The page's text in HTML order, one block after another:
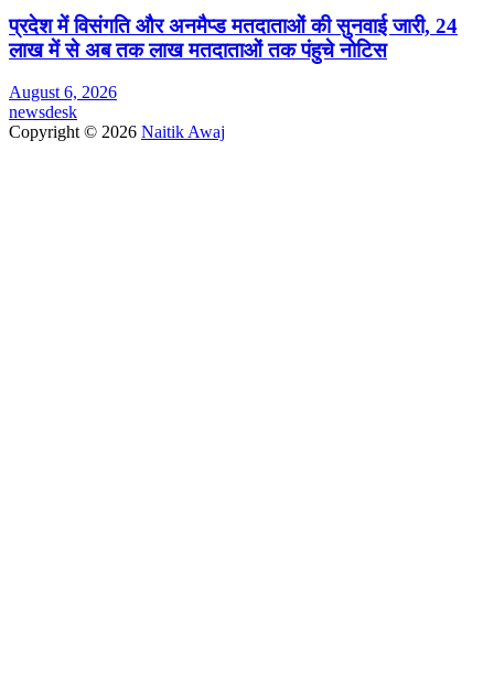
प्रदेश में विसंगति और अनमैप्ड मतदाताओं की सुनवाई जारी, 24
लाख में से अब तक लाख मतदाताओं तक पंहुचे नोटिस
August 6, 2026
newsdesk
Copyright © 2026 Naitik Awaj